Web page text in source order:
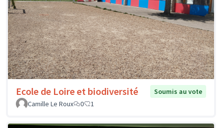
Ecole de Loire et biodiversité
Soumis au vote
Camille Le Roux
0 1